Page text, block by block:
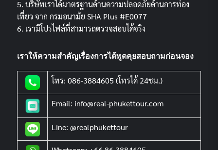
5. บริษัทเราได้มาตรฐานด้านความปลอดภัยด้านการท่อง
เที่ยว จาก กรมอนามัย SHA Plus #E0077
6. เรามีโปรไฟล์ที่สามารถตรวจสอบได้จริง
เราให้ความสำคัญเรื่องการได้พูดคุยสอบถามก่อนจอง
โทร: 086-3884605 (โทรได้ 24ชม.)
Email: info@real-phukettour.com
Line: @realphukettour